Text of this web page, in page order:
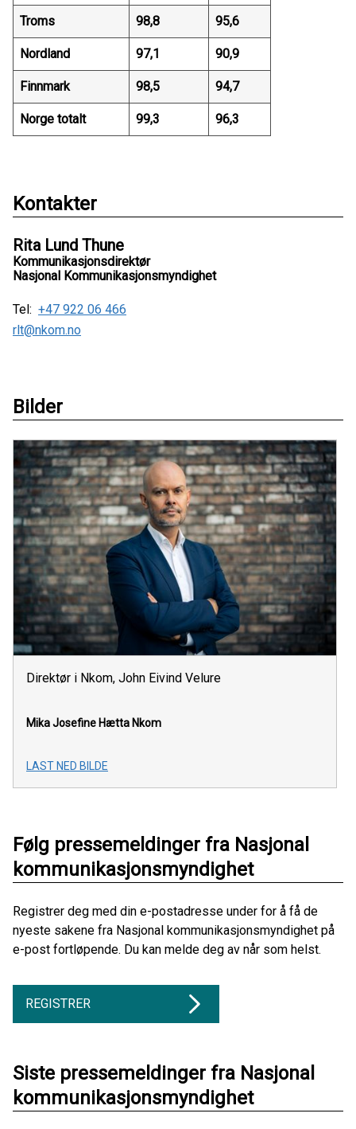
Troms 98,8 95,6
Nordland 97,1 90,9
Finnmark 98,5 94,7
Norge totalt 99,3 96,3
Kontakter
Rita Lund Thune
Kommunikasjonsdirektør
Nasjonal Kommunikasjonsmyndighet
Tel: +47 922 06 466
rlt@nkom.no
Bilder
Direktør i Nkom, John Eivind Velure
Mika Josefine Hætta Nkom
LAST NED BILDE
Følg pressemeldinger fra Nasjonal
kommunikasjonsmyndighet
Registrer deg med din e-postadresse under for å få de
nyeste sakene fra Nasjonal kommunikasjonsmyndighet på
e-post fortløpende. Du kan melde deg av når som helst.
REGISTRER
Siste pressemeldinger fra Nasjonal
kommunikasjonsmyndighet